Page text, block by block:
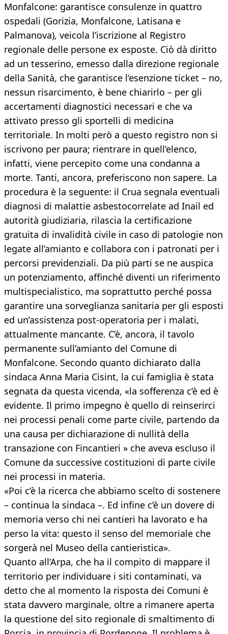
Monfalcone: garantisce consulenze in quattro
ospedali (Gorizia, Monfalcone, Latisana e
Palmanova), veicola l’iscrizione al Registro
regionale delle persone ex esposte. Ciò dà diritto
ad un tesserino, emesso dalla direzione regionale
della Sanità, che garantisce l’esenzione ticket – no,
nessun risarcimento, è bene chiarirlo – per gli
accertamenti diagnostici necessari e che va
attivato presso gli sportelli di medicina
territoriale. In molti però a questo registro non si
iscrivono per paura; rientrare in quell’elenco,
infatti, viene percepito come una condanna a
morte. Tanti, ancora, preferiscono non sapere. La
procedura è la seguente: il Crua segnala eventuali
diagnosi di malattie asbestocorrelate ad Inail ed
autorità giudiziaria, rilascia la certificazione
gratuita di invalidità civile in caso di patologie non
legate all’amianto e collabora con i patronati per i
percorsi previdenziali. Da più parti se ne auspica
un potenziamento, affinché diventi un riferimento
multispecialistico, ma soprattutto perché possa
garantire una sorveglianza sanitaria per gli esposti
ed un’assistenza post-operatoria per i malati,
attualmente mancante. C’è, ancora, il tavolo
permanente sull’amianto del Comune di
Monfalcone. Secondo quanto dichiarato dalla
sindaca Anna Maria Cisint, la cui famiglia è stata
segnata da questa vicenda, «la sofferenza c’è ed è
evidente. Il primo impegno è quello di reinserirci
nei processi penali come parte civile, partendo da
una causa per dichiarazione di nullità della
transazione con Fincantieri » che aveva escluso il
Comune da successive costituzioni di parte civile
nei processi in materia.
«Poi c’è la ricerca che abbiamo scelto di sostenere
– continua la sindaca –. Ed infine c’è un dovere di
memoria verso chi nei cantieri ha lavorato e ha
perso la vita: questo il senso del memoriale che
sorgerà nel Museo della cantieristica».
Quanto all’Arpa, che ha il compito di mappare il
territorio per individuare i siti contaminati, va
detto che al momento la risposta dei Comuni è
stata davvero marginale, oltre a rimanere aperta
la questione del sito regionale di smaltimento di